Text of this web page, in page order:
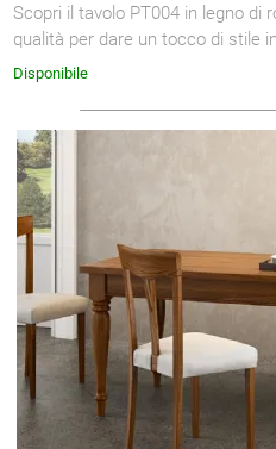
Scopri il tavolo PT004 in legno di
qualità per dare un tocco di stile
Disponibile